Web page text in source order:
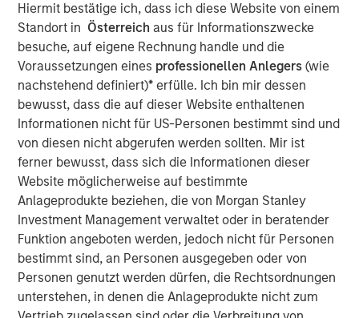
Hiermit bestätige ich, dass ich diese Website von einem
Standort in Österreich aus für Informationszwecke
besuche, auf eigene Rechnung handle und die
Voraussetzungen eines professionellen Anlegers(wie
nachstehend definiert)* erfülle. Ich bin mir dessen
bewusst, dass die auf dieser Website enthaltenen
Informationen nicht für US-Personen bestimmt sind und
von diesen nicht abgerufen werden sollten. Mir ist
ferner bewusst, dass sich die Informationen dieser
Website möglicherweise auf bestimmte
Anlageprodukte beziehen, die von Morgan Stanley
Investment Management verwaltet oder in beratender
Funktion angeboten werden, jedoch nicht für Personen
bestimmt sind, an Personen ausgegeben oder von
Personen genutzt werden dürfen, die Rechtsordnungen
unterstehen, in denen die Anlageprodukte nicht zum
The equity step-up is subject to business registration and
other procedures required by Chinese regulatory entities.
Upon completion Morgan Stanley Investment
Management will have increased its stake in Morgan
Stanley Huaxin Funds from 49% to 100%.
“Wholly-owning our China mutual funds business will
allow us to more fully serve this dynamic asset and
wealth management market and adds a significant pillar
of growth to our global investment management
franchise,” said Dan Simkowitz, Head of Investment
Management at Morgan Stanley. “As we further invest in
our onshore platform, we will bring over our four decades
of industry experience and global research expertise in
sustainability and diversified portfolio management to
help domestic clients achieve their investment goals.”